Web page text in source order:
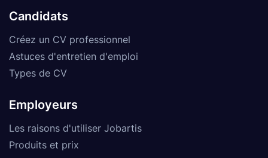
Candidats
Créez un CV professionnel
Astuces d'entretien d'emploi
Types de CV
Employeurs
Les raisons d'utiliser Jobartis
Produits et prix